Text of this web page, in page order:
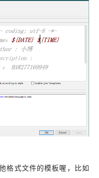
格式文件的模板喔，比如